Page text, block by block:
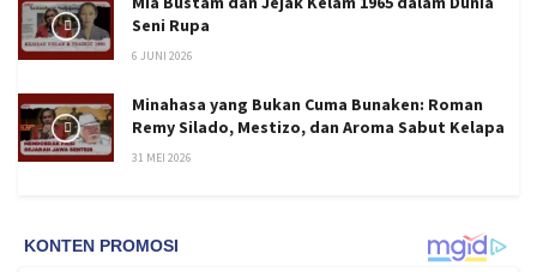
Seni Rupa
6 JUNI 2026
Minahasa yang Bukan Cuma Bunaken: Roman
Remy Silado, Mestizo, dan Aroma Sabut Kelapa
31 MEI 2026